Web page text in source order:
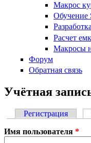
Макрос
Обучение
Расчет
Макросы
Форум
Обратная связь
Учётная
Главные
Регистрация
Имя пользователя *